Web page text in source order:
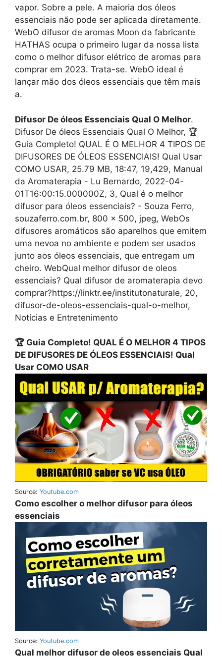
vapor. Sobre a pele. A maioria dos óleos
essenciais não pode ser aplicada diretamente.
WebO difusor de aromas Moon da fabricante
HATHAS ocupa o primeiro lugar da nossa lista
como o melhor difusor elétrico de aromas para
comprar em 2023. Trata-se. WebO ideal é
lançar mão dos óleos essenciais que têm mais
a.
Difusor De óleos Essenciais Qual O Melhor.
Difusor De óleos Essenciais Qual O Melhor, 🏆
Guia Completo! QUAL É O MELHOR 4 TIPOS DE
DIFUSORES DE ÓLEOS ESSENCIAIS! Qual Usar
COMO USAR, 25.79 MB, 18:47, 19,429, Manual
da Aromaterapia - Lu Bernardo, 2022-04-
01T16:00:15.000000Z, 3, Qual é o melhor
difusor para óleos essenciais? - Souza Ferro,
souzaferro.com.br, 800 x 500, jpeg, WebOs
difusores aromáticos são aparelhos que emitem
uma nevoa no ambiente e podem ser usados
junto aos óleos essenciais, que entregam um
cheiro. WebQual melhor difusor de oleos
essenciais? Qual difusor de aromaterapia devo
comprar?https://linktr.ee/institutonaturale, 20,
difusor-de-oleos-essenciais-qual-o-melhor,
Notícias e Entretenimento
🏆 Guia Completo! QUAL É O MELHOR 4 TIPOS
DE DIFUSORES DE ÓLEOS ESSENCIAIS! Qual
Usar COMO USAR
Source: Youtube.com
Como escolher o melhor difusor para óleos
essenciais
Source: Youtube.com
Qual melhor difusor de oleos essenciais Qual